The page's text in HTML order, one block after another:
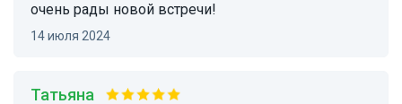
очень рады новой встречи!
14 июля 2024
Татьяна